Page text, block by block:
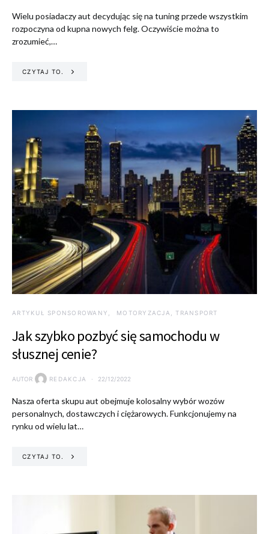
Wielu posiadaczy aut decydując się na tuning przede wszystkim
rozpoczyna od kupna nowych felg. Oczywiście można to
zrozumieć,…
CZYTAJ TO.
ARTYKUŁ SPONSOROWANY MOTORYZACJA, TRANSPORT
Jak szybko pozbyć się samochodu w
słusznej cenie?
AUTOR REDAKCJA 22/12/2022
Nasza oferta skupu aut obejmuje kolosalny wybór wozów
personalnych, dostawczych i ciężarowych. Funkcjonujemy na
rynku od wielu lat…
CZYTAJ TO.